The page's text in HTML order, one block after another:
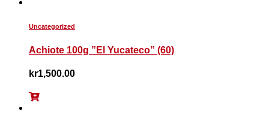
Uncategorized
Achiote 100g ”El Yucateco” (60)
kr1,500.00